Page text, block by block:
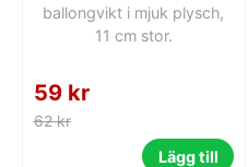
ballongvikt i mjuk plysch,
11 cm stor.
59 kr
62 kr
Lägg till